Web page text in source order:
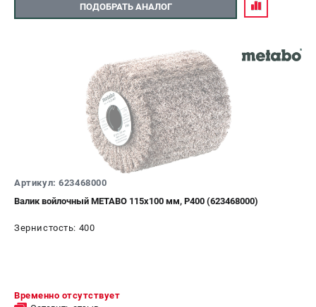
ПОДОБРАТЬ АНАЛОГ
Артикул: 623468000
Валик войлочный METABO 115х100 мм, P400 (623468000)
Зернистость: 400
Временно отсутствует